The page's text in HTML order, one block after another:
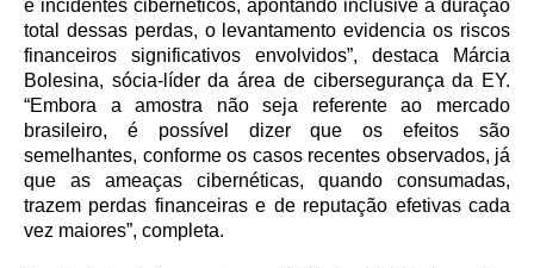
e incidentes cibernéticos, apontando inclusive a duração
total dessas perdas, o levantamento evidencia os riscos
financeiros significativos envolvidos”, destaca Márcia
Bolesina, sócia-líder da área de cibersegurança da EY.
“Embora a amostra não seja referente ao mercado
brasileiro, é possível dizer que os efeitos são
semelhantes, conforme os casos recentes observados, já
que as ameaças cibernéticas, quando consumadas,
trazem perdas financeiras e de reputação efetivas cada
vez maiores”, completa.